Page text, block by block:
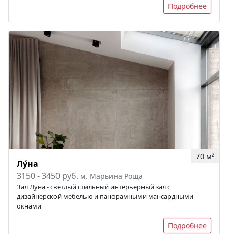
Подробнее
70 м2
Лу́на
3150 - 3450 руб. м. Марьина Роща
Зал Луна - светлый стильный интерьерный зал с
дизайнерской мебелью и панорамными мансардными
окнами
Подробнее